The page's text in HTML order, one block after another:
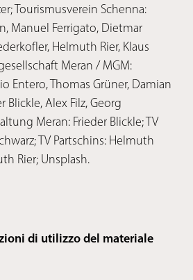
Tourismusverein Schenna:
Manuel Ferrigato, Dietmar
Helmuth Rier, Klaus
Meran / MGM:
Entero, Thomas Grüner, Damian
Blickle, Alex Filz, Georg
Meran: Frieder Blickle; TV
TV Partschins: Helmuth
Rier; Unsplash.
di utilizzo del materiale